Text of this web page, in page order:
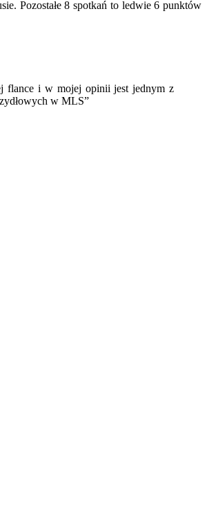
Pozostałe 8 spotkań to ledwie 6 punktów
flance i w mojej opinii jest jednym z
w MLS”